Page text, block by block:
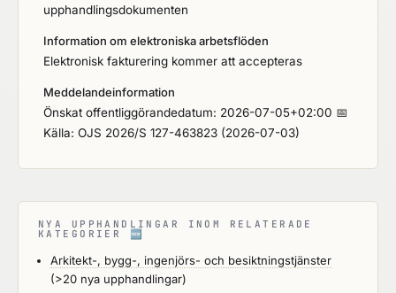
upphandlingsdokumenten
Information om elektroniska arbetsflöden
Elektronisk fakturering kommer att accepteras
Meddelandeinformation
Önskat offentliggörandedatum: 2026-07-05+02:00 📅
Källa: OJS 2026/S 127-463823 (2026-07-03)
NYA UPPHANDLINGAR INOM RELATERADE
KATEGORIER 🆕
Arkitekt-, bygg-, ingenjörs- och besiktningstjänster
(>20 nya upphandlingar)